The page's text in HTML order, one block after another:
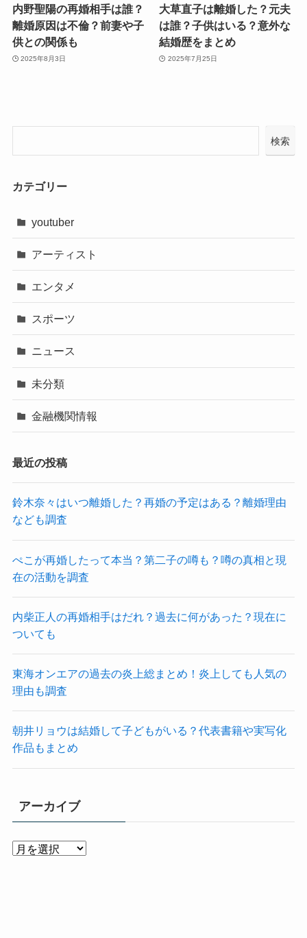
内野聖陽の再婚相手は誰？
離婚原因は不倫？前妻や子
供との関係も
2025年8月3日
大草直子は離婚した？元夫
は誰？子供はいる？意外な
結婚歴をまとめ
2025年7月25日
検索
カテゴリー
youtuber
アーティスト
エンタメ
スポーツ
ニュース
未分類
金融機関情報
最近の投稿
鈴木奈々はいつ離婚した？再婚の予定はある？離婚理由
なども調査
ぺこが再婚したって本当？第二子の噂も？噂の真相と現
在の活動を調査
内柴正人の再婚相手はだれ？過去に何があった？現在に
ついても
東海オンエアの過去の炎上総まとめ！炎上しても人気の
理由も調査
朝井リョウは結婚して子どもがいる？代表書籍や実写化
作品もまとめ
アーカイブ
ア